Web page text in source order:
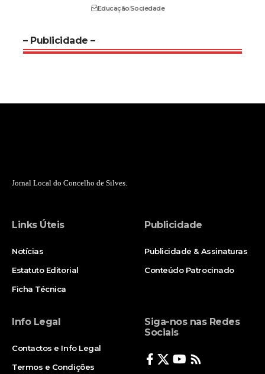
EducaçãoSociedade
– Publicidade –
Jornal Local do Concelho de Silves.
Links Úteis
Notícias
Estatuto Editorial
Ficha Técnica
Publicidade
Publicidade & Assinaturas
Conteúdo Patrocinado
Info Legal
Contactos e Info Legal
Termos e Condições
Siga-nos nas Redes
Sociais